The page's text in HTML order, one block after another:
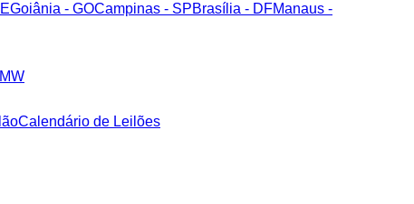
Goiânia - GOCampinas - SPBrasília - DFManaus -
Calendário de Leilões